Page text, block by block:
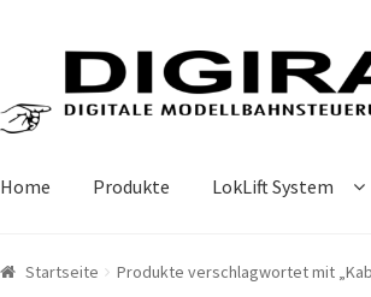
Zur Navigation springen
Springe zum Inhalt
Home Produkte LokLift System
Startseite Produkte verschlagwortet mit